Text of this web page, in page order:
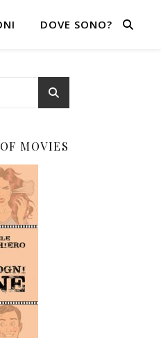
DOVE SONO?
MOVIES